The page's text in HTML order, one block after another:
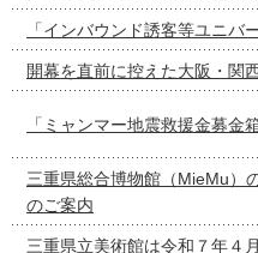
「インバウンド誘客等ユニ
開幕を直前に控えた大阪・関
「ミャンマー地震救援金募金
三重県総合博物館（MieMu）
のご案内
三重県立美術館は令和７年４